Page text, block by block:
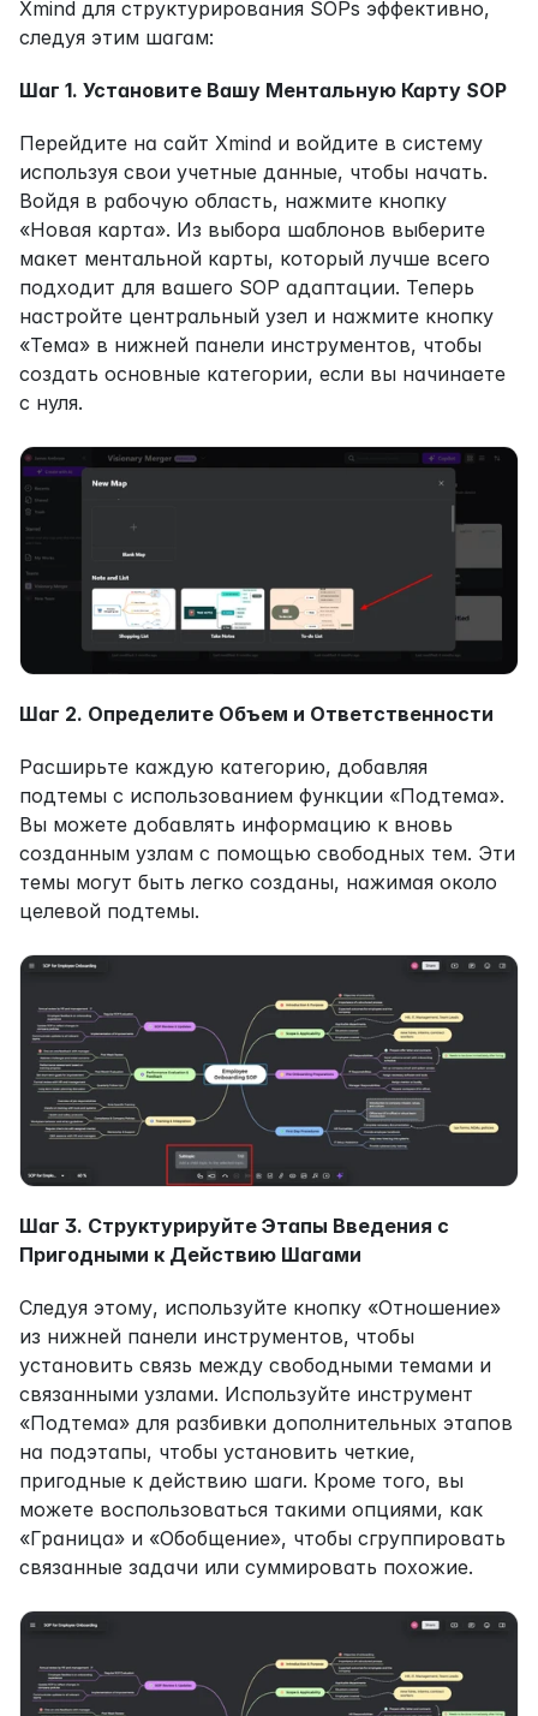
Xmind для структурирования SOPs эффективно,
следуя этим шагам:
Шаг 1. Установите Вашу Ментальную Карту SOP
Перейдите на сайт Xmind и войдите в систему
используя свои учетные данные, чтобы начать.
Войдя в рабочую область, нажмите кнопку
«Новая карта». Из выбора шаблонов выберите
макет ментальной карты, который лучше всего
подходит для вашего SOP адаптации. Теперь
настройте центральный узел и нажмите кнопку
«Тема» в нижней панели инструментов, чтобы
создать основные категории, если вы начинаете
с нуля.
Шаг 2. Определите Объем и Ответственности
Расширьте каждую категорию, добавляя
подтемы с использованием функции «Подтема».
Вы можете добавлять информацию к вновь
созданным узлам с помощью свободных тем. Эти
темы могут быть легко созданы, нажимая около
целевой подтемы.
Шаг 3. Структурируйте Этапы Введения с
Пригодными к Действию Шагами
Следуя этому, используйте кнопку «Отношение»
из нижней панели инструментов, чтобы
установить связь между свободными темами и
связанными узлами. Используйте инструмент
«Подтема» для разбивки дополнительных этапов
на подэтапы, чтобы установить четкие,
пригодные к действию шаги. Кроме того, вы
можете воспользоваться такими опциями, как
«Граница» и «Обобщение», чтобы сгруппировать
связанные задачи или суммировать похожие.